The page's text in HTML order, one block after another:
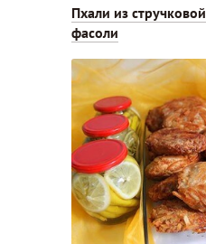
Пхали из стручковой
фасоли